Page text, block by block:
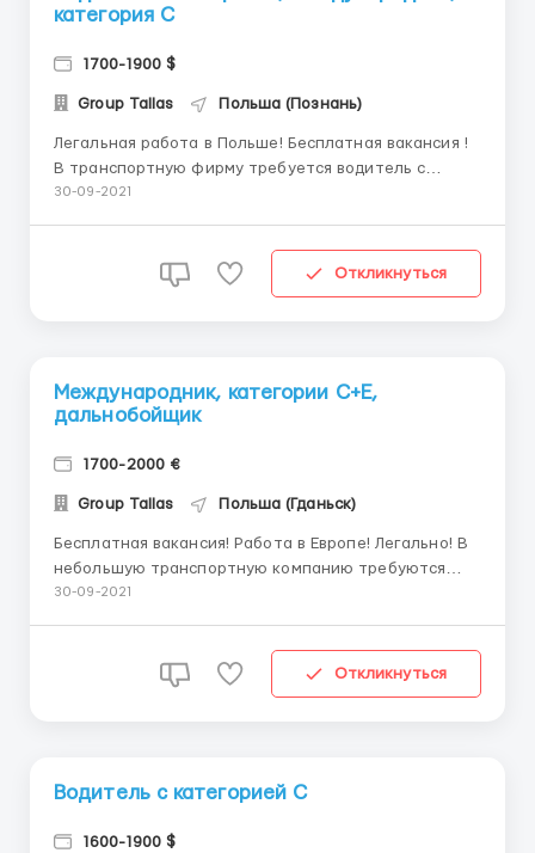
категория С
1700-1900 $
Group Tallas Польша (Познань)
Легальная работа в Польше! Бесплатная вакансия !
В транспортную фирму требуется водитель с
категорией С!!!! С опытом работы от 3 месяцев по
требуется: - минимальное знание польского яз...
30-09-2021
Откликнуться
Международник, категории С+Е,
дальнобойщик
1700-2000 €
Group Tallas Польша (Гданьск)
Бесплатная вакансия! Работа в Европе! Легально! В
небольшую транспортную компанию требуются
водителя с категориями С+Е и опытом работы от 6
водителем, она не оплачивается! Фирма находится
30-09-2021
Откликнуться
Водитель с категорией С
1600-1900 $